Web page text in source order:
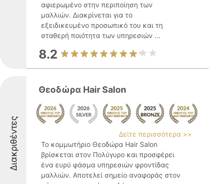
αφιερωμένο στην περιποίηση των
μαλλιών. Διακρίνεται για το
εξειδικευμένο προσωπικό του και τη
σταθερή ποιότητα των υπηρεσιών ...
8.2
Διακριθέντες
Θεοδώρα Hair Salon
Δείτε περισσότερα >>
Το κομμωτήριο Θεοδώρα Hair Salon
βρίσκεται στον Πολύγυρο και προσφέρει
ένα ευρύ φάσμα υπηρεσιών φροντίδας
μαλλιών. Αποτελεί σημείο αναφοράς στον